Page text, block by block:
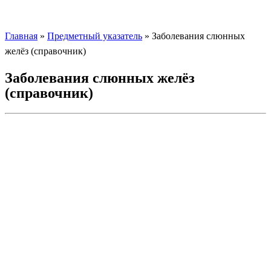
Главная » Предметный указатель » Заболевания слюнных
желёз (справочник)
Заболевания слюнных желёз
(справочник)